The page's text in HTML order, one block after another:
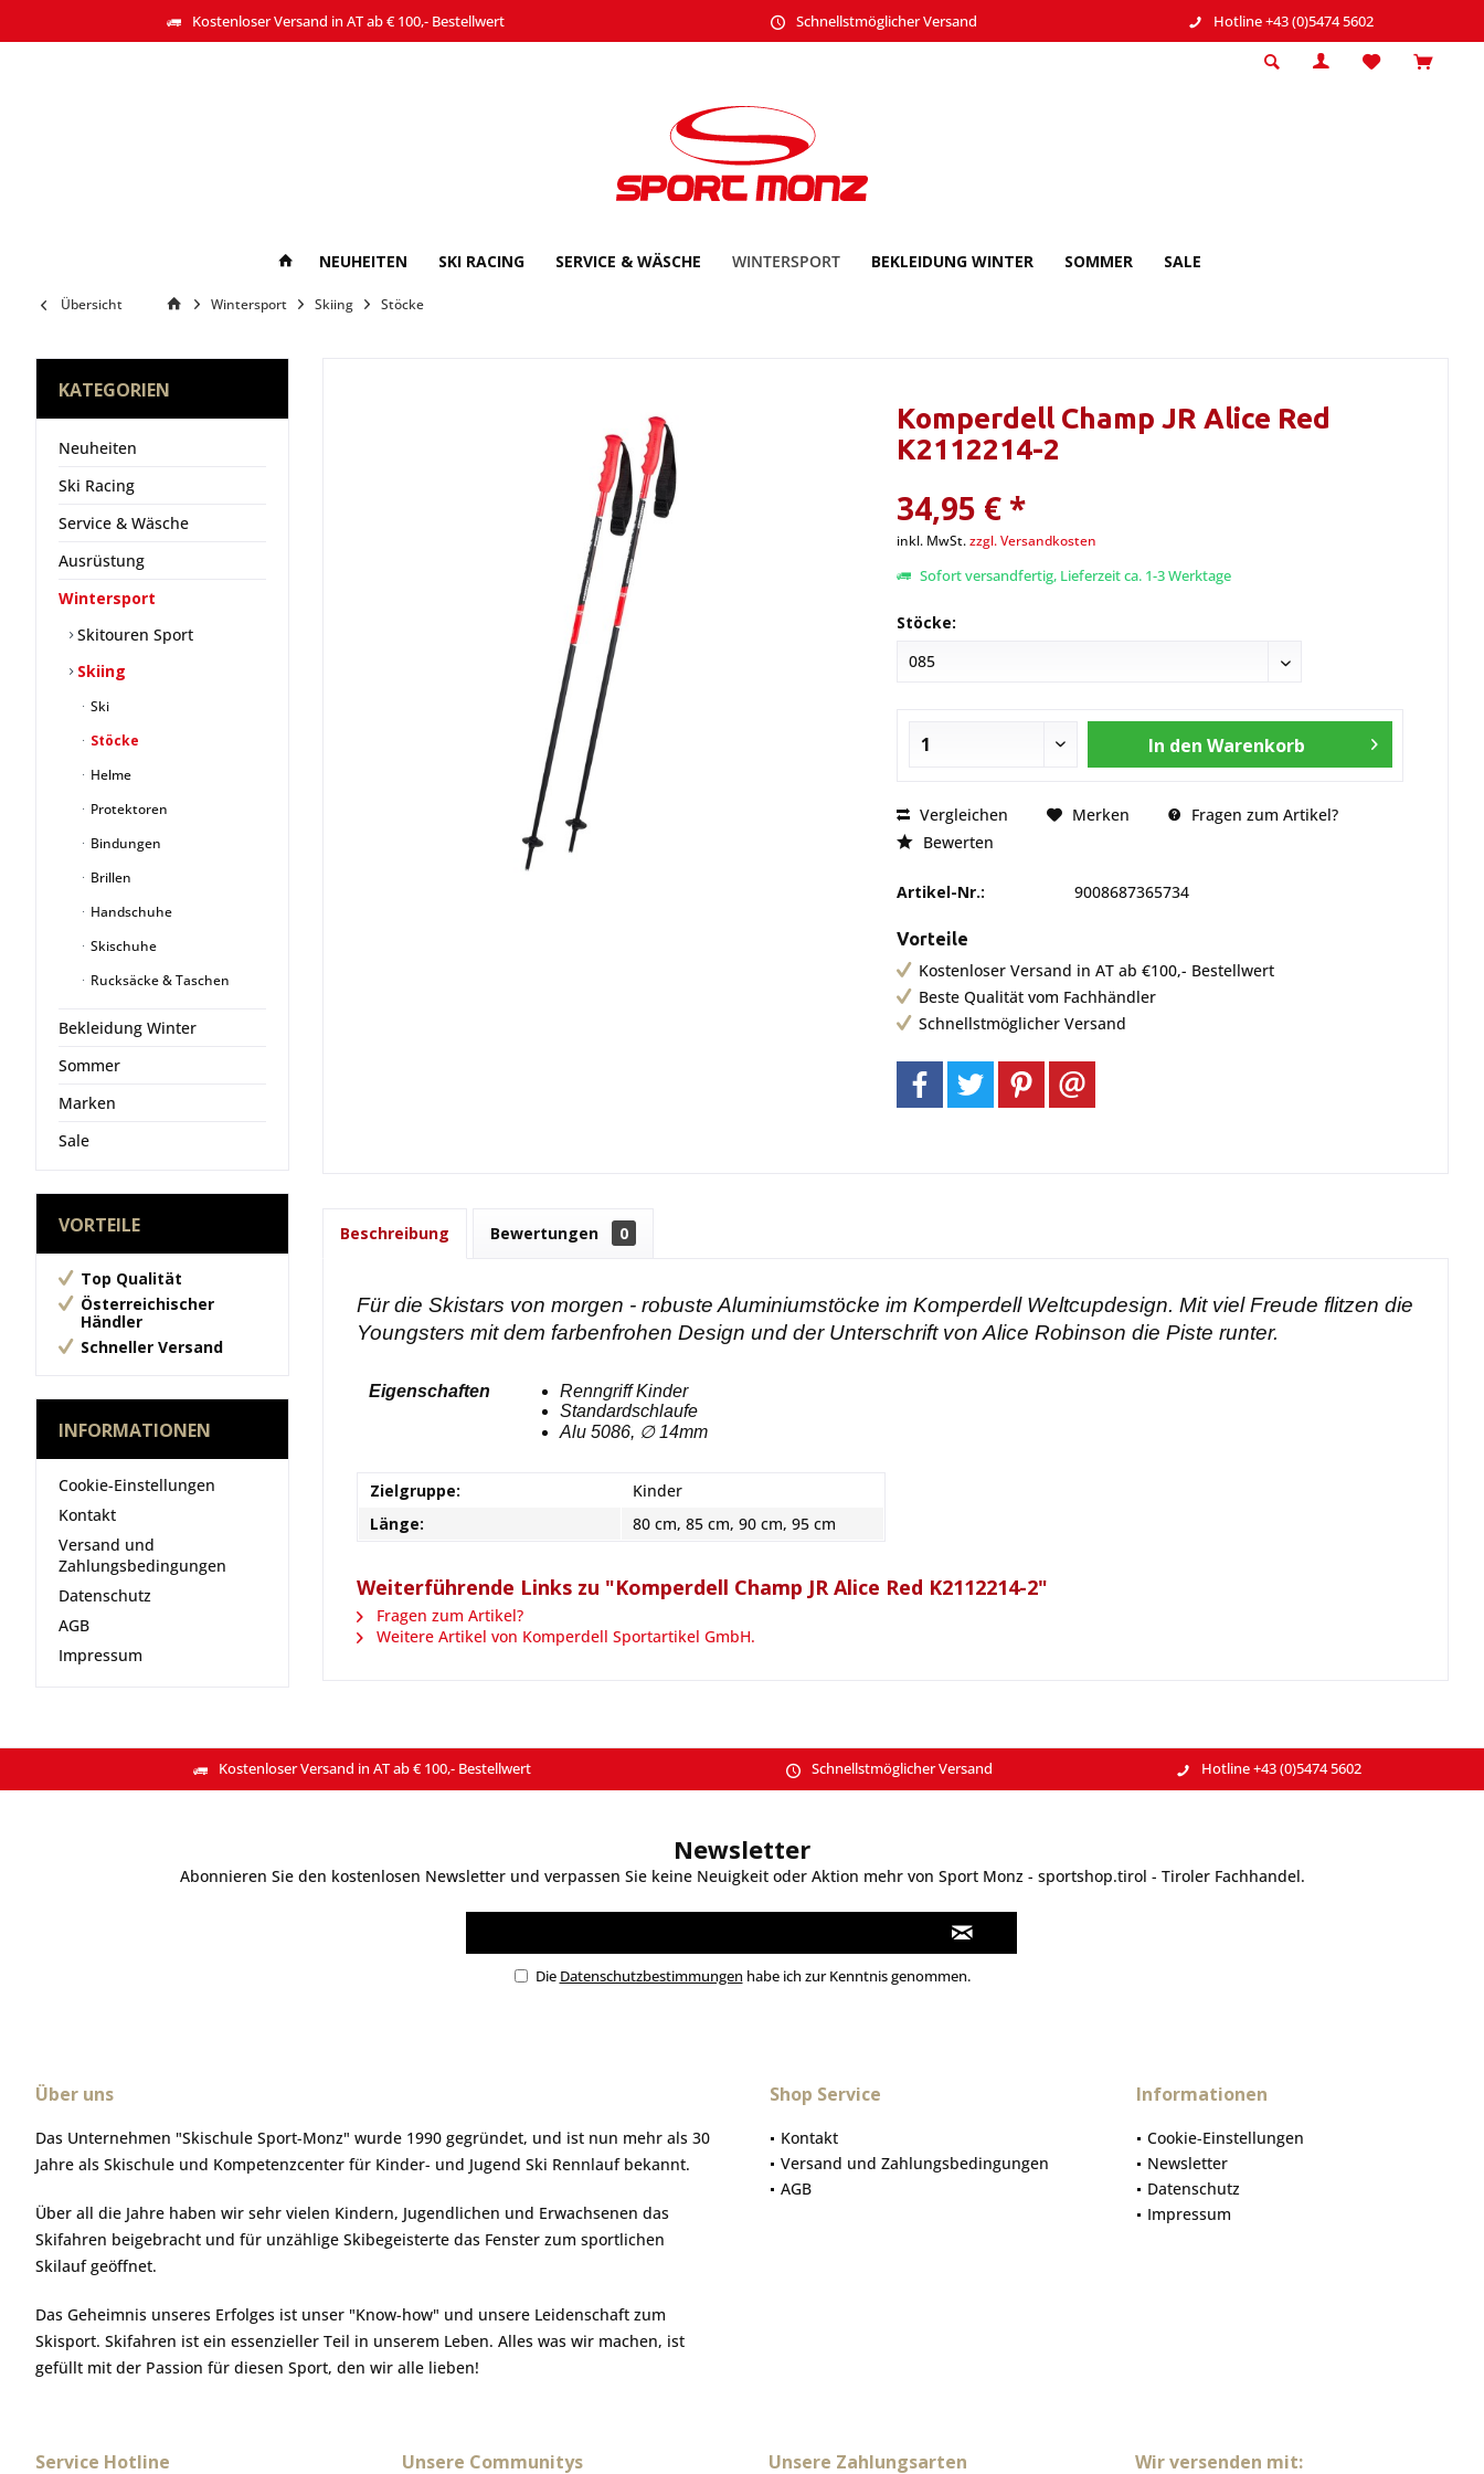
Kostenloser Versand in AT ab € 100,- Bestellwert Schnellstmöglicher Versand Hotline +43 (0)5474 5602
NEUHEITEN SKI RACING SERVICE & WÄSCHE WINTERSPORT BEKLEIDUNG WINTER SOMMER SALE
Übersicht Wintersport Skiing Stöcke
KATEGORIEN
Neuheiten
Ski Racing
Service & Wäsche
Ausrüstung
Wintersport
Skitouren Sport
Skiing
Ski
Stöcke
Helme
Protektoren
Bindungen
Brillen
Handschuhe
Skischuhe
Rucksäcke & Taschen
Bekleidung Winter
Sommer
Marken
Sale
VORTEILE
Top Qualität
Österreichischer
Händler
Schneller Versand
INFORMATIONEN
Cookie-Einstellungen
Kontakt
Versand und
Zahlungsbedingungen
Datenschutz
AGB
Impressum
Komperdell Champ JR Alice Red
K2112214-2
34,95 € *
inkl. MwSt.zzgl. Versandkosten
Sofort versandfertig, Lieferzeit ca. 1-3 Werktage
Stöcke:
In den Warenkorb
Vergleichen Merken
Fragen zum Artikel?
Bewerten
Artikel-Nr.: 9008687365734
Vorteile
Kostenloser Versand in AT ab €100,- Bestellwert
Beste Qualität vom Fachhändler
Schnellstmöglicher Versand
Beschreibung Bewertungen 0
Für die Skistars von morgen - robuste Aluminiumstöcke im Komperdell Weltcupdesign. Mit viel Freude flitzen die
Youngsters mit dem farbenfrohen Design und der Unterschrift von Alice Robinson die Piste runter.
Eigenschaften
Renngriff Kinder
Standardschlaufe
Alu 5086, ∅ 14mm
Zielgruppe:
Kinder
Länge:
80 cm, 85 cm, 90 cm, 95 cm
Weiterführende Links zu "Komperdell Champ JR Alice Red K2112214-2"
Fragen zum Artikel?
Weitere Artikel von Komperdell Sportartikel GmbH.
Kostenloser Versand in AT ab € 100,- Bestellwert Schnellstmöglicher Versand Hotline +43 (0)5474 5602
Newsletter
Abonnieren Sie den kostenlosen Newsletter und verpassen Sie keine Neuigkeit oder Aktion mehr von Sport Monz - sportshop.tirol - Tiroler Fachhandel.
Die Datenschutzbestimmungen habe ich zur Kenntnis genommen.
Über uns
Das Unternehmen "Skischule Sport-Monz" wurde 1990 gegründet, und ist nun mehr als 30
Jahre als Skischule und Kompetenzcenter für Kinder- und Jugend Ski Rennlauf bekannt.
Über all die Jahre haben wir sehr vielen Kindern, Jugendlichen und Erwachsenen das
Skifahren beigebracht und für unzählige Skibegeisterte das Fenster zum sportlichen
Skilauf geöffnet.
Das Geheimnis unseres Erfolges ist unser "Know-how" und unsere Leidenschaft zum
Skisport. Skifahren ist ein essenzieller Teil in unserem Leben. Alles was wir machen, ist
gefüllt mit der Passion für diesen Sport, den wir alle lieben!
Shop Service
Kontakt
Versand und Zahlungsbedingungen
AGB
Informationen
Cookie-Einstellungen
Newsletter
Datenschutz
Impressum
Service Hotline Unsere Communitys Unsere Zahlungsarten Wir versenden mit: